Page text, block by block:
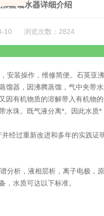
蒸馏水器详细介绍
10 浏览次数：2824
装操作，维修简便。石英亚
器，因沸腾蒸馏，气中夹带
有机物质的溶解带入有机物
珠。既气液分离*。因此水质
经过重新改进和多年的实践证
析，液相层析，离子电极，
水质可达以下标准。